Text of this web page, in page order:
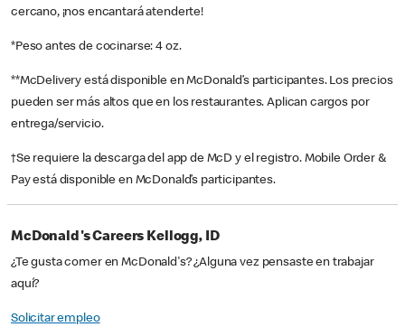
cercano, ¡nos encantará atenderte!
*Peso antes de cocinarse: 4 oz.
**McDelivery está disponible en McDonald’s participantes. Los precios
pueden ser más altos que en los restaurantes. Aplican cargos por
entrega/servicio.
†Se requiere la descarga del app de McD y el registro. Mobile Order &
Pay está disponible en McDonald’s participantes.
McDonald's Careers Kellogg, ID
¿Te gusta comer en McDonald's? ¿Alguna vez pensaste en trabajar
aquí?
Solicitar empleo